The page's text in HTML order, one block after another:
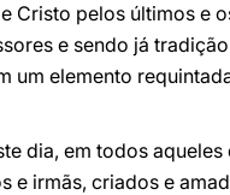
Cristo pelos últimos e
e sendo já
um elemento
dia, em todos aqueles
e irmãs, criados e